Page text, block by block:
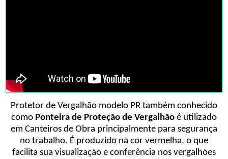
Protetor de Vergalhão modelo PR também conhecido
como Ponteira de Proteção de Vergalhão é utilizado
em Canteiros de Obra principalmente para segurança
no trabalho. É produzido na cor vermelha, o que
facilita sua visualização e conferência nos vergalhões